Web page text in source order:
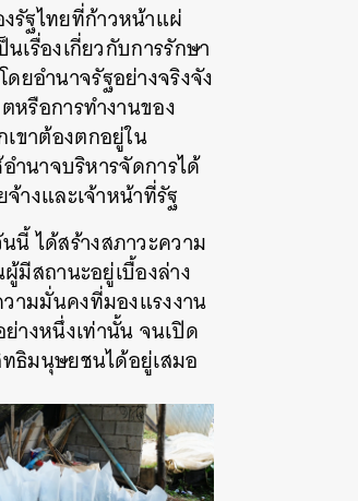
รัฐไทยที่ก้าวหน้าแผ่
เรื่องเกี่ยวกับการรักษา
ยอำนาจรัฐอย่างจริงจัง
หรือการทำงานของ
ขาต้องตกอยู่ใน
ำนาจบริหารจัดการได้
างและเจ้าหน้าที่รัฐ
นี้ ได้สร้างสภาวะความ
มีสถานะอยู่เบื้องล่าง
ามมั่นคงที่มองแรงงาน
างหนึ่งเท่านั้น จนเปิด
ทธิมนุษยชนได้อยู่เสมอ